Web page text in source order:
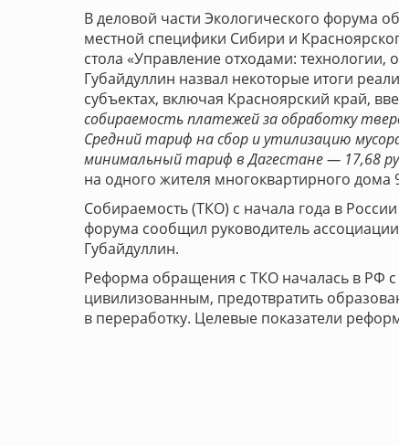
В деловой части Экологического форума
местной специфики Сибири и
стола «Управление отходами:
Губайдуллин назвал некоторые итоги
субъектах, включая Красноярский край,
собираемость платежей за обработку
Средний тариф на сбор и утилизацию
минимальный тариф в Дагестане — 17,68
на одного жителя многоквартирного дома
Собираемость (ТКО) с начала года в
форума сообщил руководитель
Губайдуллин.
Реформа обращения с ТКО началась в РФ
цивилизованным, предотвратить
в переработку. Целевые показатели